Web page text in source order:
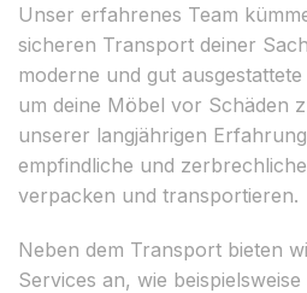
Unser erfahrenes Team
sicheren Transport deiner
moderne und gut
um deine Möbel vor Schäden
unserer langjährigen
empfindliche und
verpacken und transportieren.
Neben dem Transport bieten
Services an, wie